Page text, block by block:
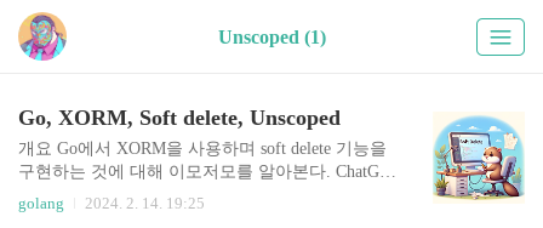
Unscoped (1)
Go, XORM, Soft delete, Unscoped
개요 Go에서 XORM을 사용하며 soft delete 기능을
구현하는 것에 대해 이모저모를 알아본다. ChatGP
T를 적극 활용하였음을 밝혀두며, 코드 동작은 확
인하였다. Soft delete Soft delete란 데이터베이스 관
golang 2024. 2. 14. 19:25